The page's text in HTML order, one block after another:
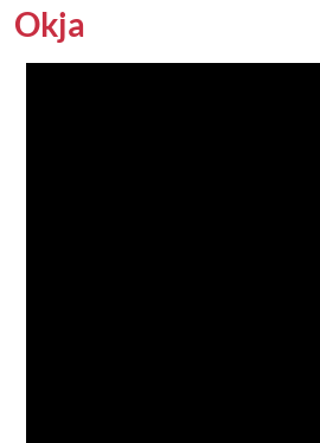
Okja